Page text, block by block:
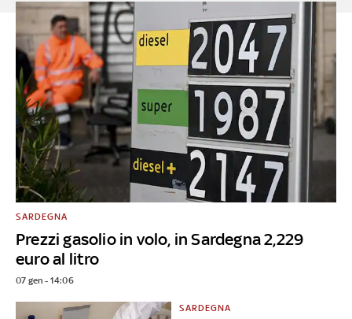
Prezzi gasolio in volo, in Sardegna 2,229
euro al litro
SARDEGNA
07 gen - 14:06
SARDEGNA